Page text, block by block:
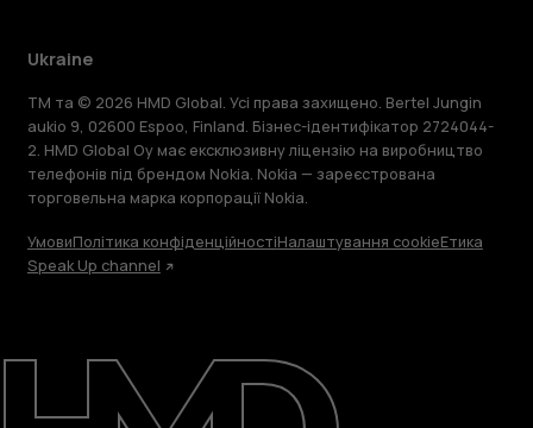
Детальніше
Ukraine
TM та © 2026 HMD Global. Усі права захищено. Bertel Jungin
aukio 9, 02600 Espoo, Finland. Бізнес-ідентифікатор 2724044-
2. HMD Global Oy має ексклюзивну ліцензію на виробництво
телефонів під брендом Nokia. Nokia — зареєстрована
торговельна марка корпорації Nokia.
УмовиПолітика конфіденційностіНалаштування cookieЕтика
Speak Up channel